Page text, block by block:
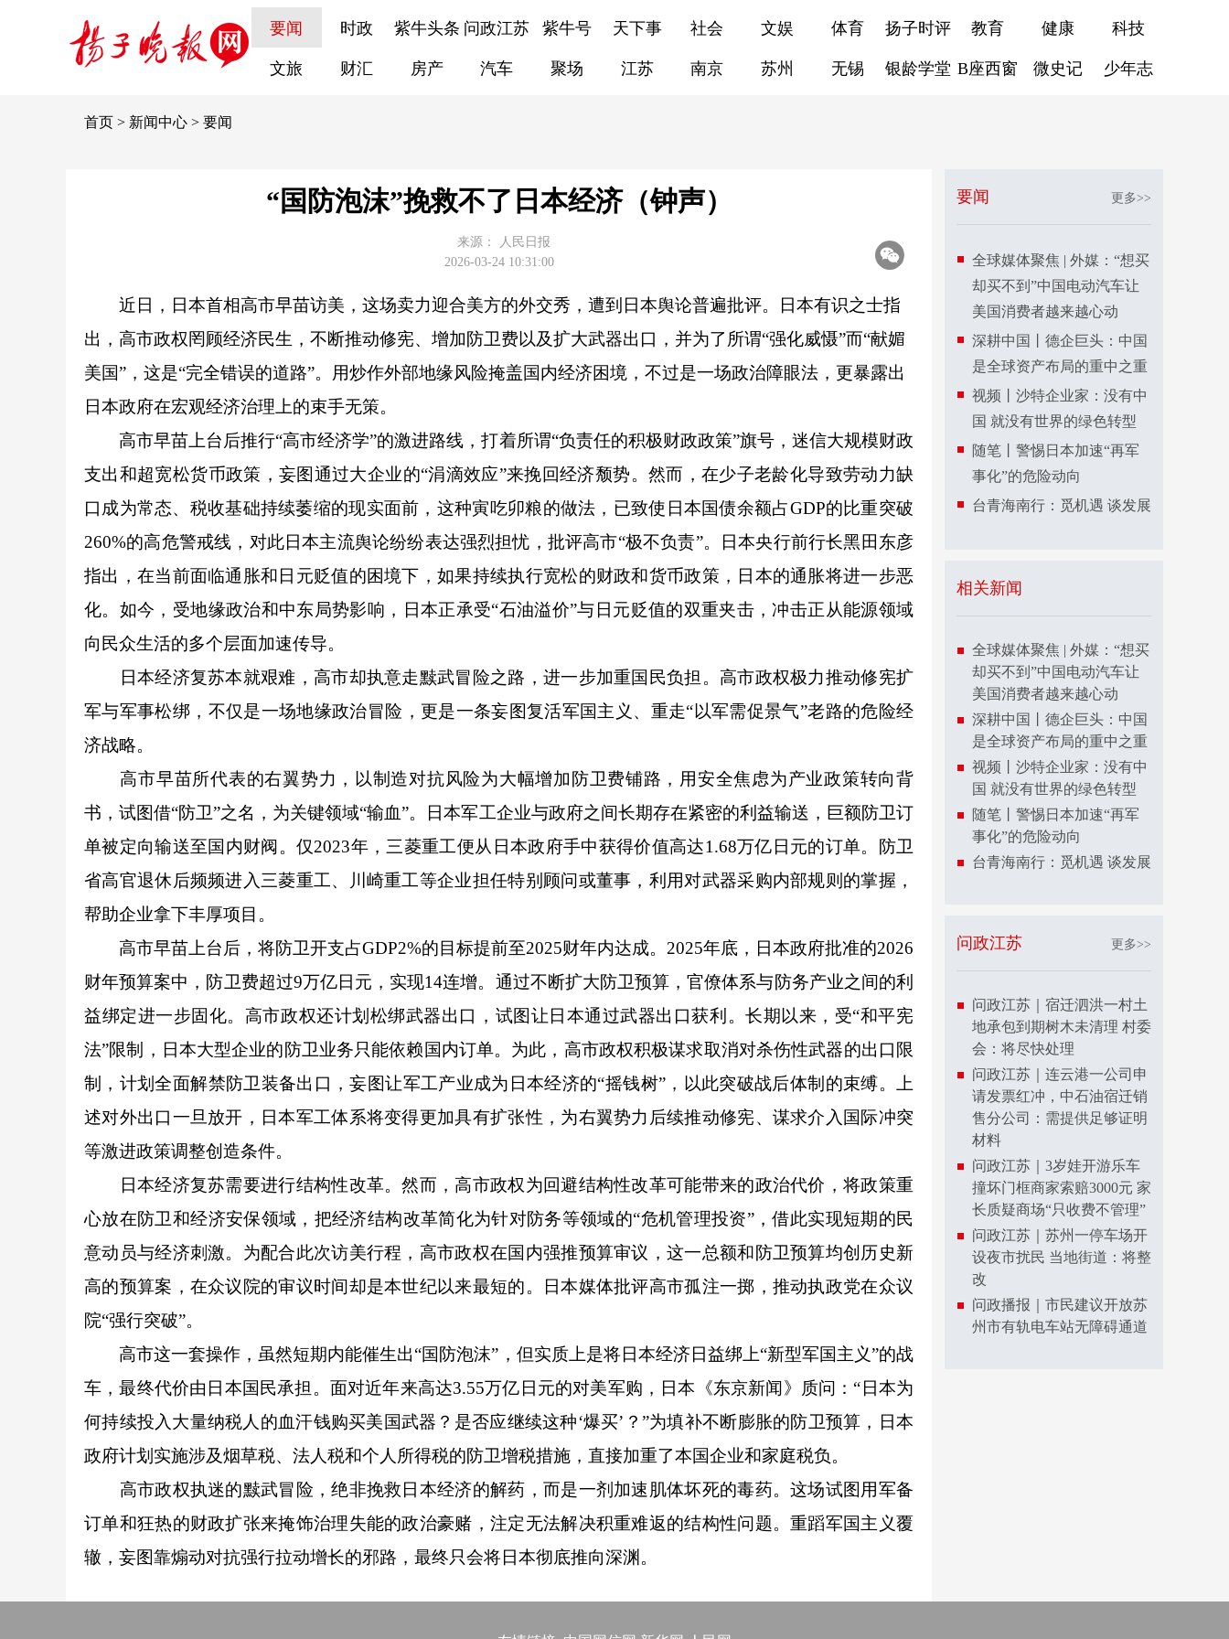
要闻 时政 紫牛头条 问政江苏 紫牛号 天下事 社会 文娱 体育 扬子时评 教育 健康 科技
文旅 财汇 房产 汽车 聚场 江苏 南京 苏州 无锡 银龄学堂 B座西窗 微史记 少年志
首页 > 新闻中心 > 要闻
“国防泡沫”挽救不了日本经济（钟声）
来源：
人民日报
2026-03-24 10:31:00
近日，日本首相高市早苗访美，这场卖力迎合美方的外交秀，遭到日本舆论普遍批评。日本有识之士指
出，高市政权罔顾经济民生，不断推动修宪、增加防卫费以及扩大武器出口，并为了所谓“强化威慑”而“献媚
美国”，这是“完全错误的道路”。用炒作外部地缘风险掩盖国内经济困境，不过是一场政治障眼法，更暴露出
日本政府在宏观经济治理上的束手无策。
高市早苗上台后推行“高市经济学”的激进路线，打着所谓“负责任的积极财政政策”旗号，迷信大规模财政
支出和超宽松货币政策，妄图通过大企业的“涓滴效应”来挽回经济颓势。然而，在少子老龄化导致劳动力缺
口成为常态、税收基础持续萎缩的现实面前，这种寅吃卯粮的做法，已致使日本国债余额占GDP的比重突破
260%的高危警戒线，对此日本主流舆论纷纷表达强烈担忧，批评高市“极不负责”。日本央行前行长黑田东彦
指出，在当前面临通胀和日元贬值的困境下，如果持续执行宽松的财政和货币政策，日本的通胀将进一步恶
化。如今，受地缘政治和中东局势影响，日本正承受“石油溢价”与日元贬值的双重夹击，冲击正从能源领域
向民众生活的多个层面加速传导。
日本经济复苏本就艰难，高市却执意走黩武冒险之路，进一步加重国民负担。高市政权极力推动修宪扩
军与军事松绑，不仅是一场地缘政治冒险，更是一条妄图复活军国主义、重走“以军需促景气”老路的危险经
济战略。
高市早苗所代表的右翼势力，以制造对抗风险为大幅增加防卫费铺路，用安全焦虑为产业政策转向背
书，试图借“防卫”之名，为关键领域“输血”。日本军工企业与政府之间长期存在紧密的利益输送，巨额防卫订
单被定向输送至国内财阀。仅2023年，三菱重工便从日本政府手中获得价值高达1.68万亿日元的订单。防卫
省高官退休后频频进入三菱重工、川崎重工等企业担任特别顾问或董事，利用对武器采购内部规则的掌握，
帮助企业拿下丰厚项目。
高市早苗上台后，将防卫开支占GDP2%的目标提前至2025财年内达成。2025年底，日本政府批准的2026
财年预算案中，防卫费超过9万亿日元，实现14连增。通过不断扩大防卫预算，官僚体系与防务产业之间的利
益绑定进一步固化。高市政权还计划松绑武器出口，试图让日本通过武器出口获利。长期以来，受“和平宪
法”限制，日本大型企业的防卫业务只能依赖国内订单。为此，高市政权积极谋求取消对杀伤性武器的出口限
制，计划全面解禁防卫装备出口，妄图让军工产业成为日本经济的“摇钱树”，以此突破战后体制的束缚。上
述对外出口一旦放开，日本军工体系将变得更加具有扩张性，为右翼势力后续推动修宪、谋求介入国际冲突
等激进政策调整创造条件。
日本经济复苏需要进行结构性改革。然而，高市政权为回避结构性改革可能带来的政治代价，将政策重
心放在防卫和经济安保领域，把经济结构改革简化为针对防务等领域的“危机管理投资”，借此实现短期的民
意动员与经济刺激。为配合此次访美行程，高市政权在国内强推预算审议，这一总额和防卫预算均创历史新
高的预算案，在众议院的审议时间却是本世纪以来最短的。日本媒体批评高市孤注一掷，推动执政党在众议
院“强行突破”。
高市这一套操作，虽然短期内能催生出“国防泡沫”，但实质上是将日本经济日益绑上“新型军国主义”的战
车，最终代价由日本国民承担。面对近年来高达3.55万亿日元的对美军购，日本《东京新闻》质问：“日本为
何持续投入大量纳税人的血汗钱购买美国武器？是否应继续这种‘爆买’？”为填补不断膨胀的防卫预算，日本
政府计划实施涉及烟草税、法人税和个人所得税的防卫增税措施，直接加重了本国企业和家庭税负。
高市政权执迷的黩武冒险，绝非挽救日本经济的解药，而是一剂加速肌体坏死的毒药。这场试图用军备
订单和狂热的财政扩张来掩饰治理失能的政治豪赌，注定无法解决积重难返的结构性问题。重蹈军国主义覆
辙，妄图靠煽动对抗强行拉动增长的邪路，最终只会将日本彻底推向深渊。
要闻 更多>>
全球媒体聚焦 | 外媒：“想买
却买不到”中国电动汽车让
美国消费者越来越心动
深耕中国丨德企巨头：中国
是全球资产布局的重中之重
视频丨沙特企业家：没有中
国 就没有世界的绿色转型
随笔丨警惕日本加速“再军
事化”的危险动向
台青海南行：觅机遇 谈发展
相关新闻
全球媒体聚焦 | 外媒：“想买
却买不到”中国电动汽车让
美国消费者越来越心动
深耕中国丨德企巨头：中国
是全球资产布局的重中之重
视频丨沙特企业家：没有中
国 就没有世界的绿色转型
随笔丨警惕日本加速“再军
事化”的危险动向
台青海南行：觅机遇 谈发展
问政江苏 更多>>
问政江苏｜宿迁泗洪一村土
地承包到期树木未清理 村委
会：将尽快处理
问政江苏｜连云港一公司申
请发票红冲，中石油宿迁销
售分公司：需提供足够证明
材料
问政江苏｜3岁娃开游乐车
撞坏门框商家索赔3000元 家
长质疑商场“只收费不管理”
问政江苏｜苏州一停车场开
设夜市扰民 当地街道：将整
改
问政播报｜市民建议开放苏
州市有轨电车站无障碍通道